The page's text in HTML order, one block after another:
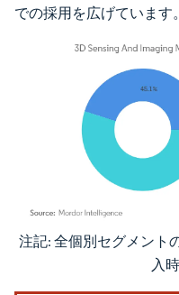
での採用を広げています。
画像 © Mordor Intelligence。再
注記: 全個別セグメント
入